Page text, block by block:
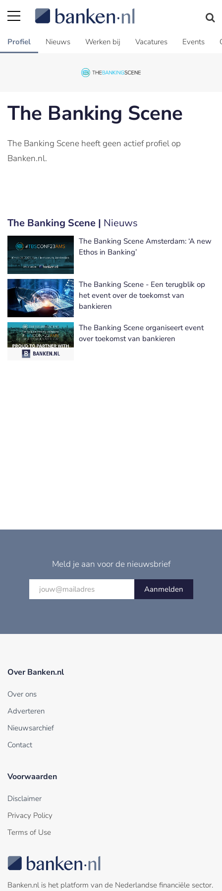
Profiel Nieuws Werken bij Vacatures Events
The Banking Scene
The Banking Scene heeft geen actief profiel op
Banken.nl.
The Banking Scene | Nieuws
The Banking Scene Amsterdam: ‘A new
Ethos in Banking’
The Banking Scene - Een terugblik op
het event over de toekomst van
bankieren
The Banking Scene organiseert event
over toekomst van bankieren
Meld je aan voor de nieuwsbrief
Aanmelden
Over Banken.nl
Over ons
Adverteren
Nieuwsarchief
Contact
Voorwaarden
Disclaimer
Privacy Policy
Terms of Use
Banken.nl is het platform van de Nederlandse financiële sector.